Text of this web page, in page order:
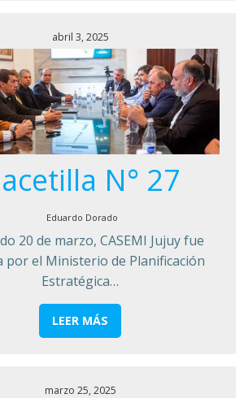
abril 3, 2025
N° 27
Eduardo Dorado
20 de marzo, CASEMI Jujuy fue
por el Ministerio de Planificación
Estratégica…
LEER MÁS
marzo 25, 2025